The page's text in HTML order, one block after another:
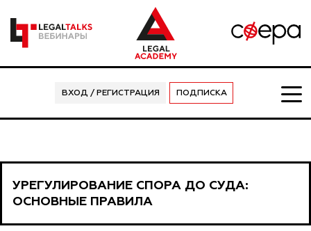
ВХОД / РЕГИСТРАЦИЯ ПОДПИСКА
УРЕГУЛИРОВАНИЕ СПОРА ДО СУДА:
ОСНОВНЫЕ ПРАВИЛА